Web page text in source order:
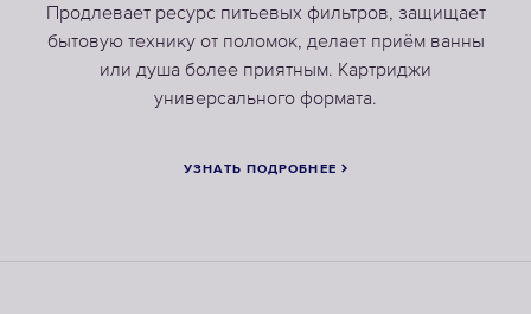
Продлевает ресурс питьевых фильтров, защищает
бытовую технику от поломок, делает приём ванны
или душа более приятным. Картриджи
универсального формата.
УЗНАТЬ ПОДРОБНЕЕ